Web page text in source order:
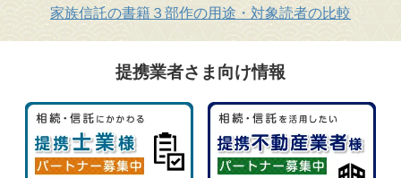
家族信託の書籍３部作の用途・対象読者の比較
提携業者さま向け情報